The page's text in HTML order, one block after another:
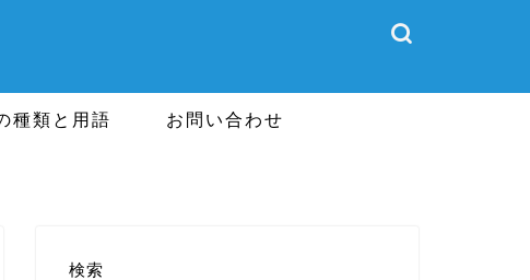
種類と用語 お問い合わせ
検索